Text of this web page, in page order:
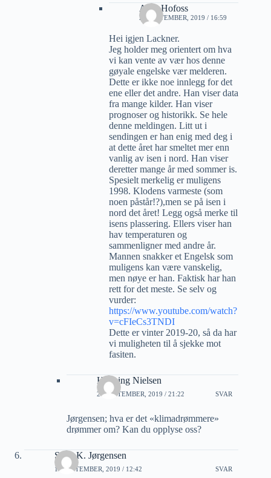
Arne Hofoss
22 SEPTEMBER, 2019 / 16:59
Hei igjen Lackner.
Jeg holder meg orientert om hva
vi kan vente av vær hos denne
gøyale engelske vær melderen.
Dette er ikke noe innlegg for det
ene eller det andre. Han viser data
fra mange kilder. Han viser
prognoser og historikk. Se hele
denne meldingen. Litt ut i
sendingen er han enig med deg i
at dette året har smeltet mer enn
vanlig av isen i nord. Han viser
deretter mange år med sommer is.
Spesielt merkelig er muligens
1998. Klodens varmeste (som
noen påstår!?),men se på isen i
nord det året! Legg også merke til
isens plassering. Ellers viser han
hav temperaturen og
sammenligner med andre år.
Mannen snakker et Engelsk som
muligens kan være vanskelig,
men nøye er han. Faktisk har han
rett for det meste. Se selv og
vurder:
https://www.youtube.com/watch?
v=cFIeCs3TNDI
Dette er vinter 2019-20, så da har
vi muligheten til å sjekke mot
fasiten.
Henning Nielsen
20 SEPTEMBER, 2019 / 21:22 SVAR
Jørgensen; hva er det «klimadrømmere»
drømmer om? Kan du opplyse oss?
Sven K. Jørgensen
15 SEPTEMBER, 2019 / 12:42 SVAR